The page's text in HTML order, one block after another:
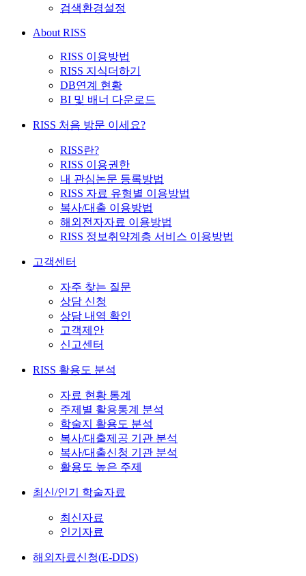
검색환경설정
About RISS
RISS 이용방법
RISS 지식더하기
DB연계 현황
BI 및 배너 다운로드
RISS 처음 방문 이세요?
RISS란?
RISS 이용권한
내 관심논문 등록방법
RISS 자료 유형별 이용방법
복사/대출 이용방법
해외전자자료 이용방법
RISS 정보취약계층 서비스 이용방법
고객센터
자주 찾는 질문
상담 신청
상담 내역 확인
고객제안
신고센터
RISS 활용도 분석
자료 현황 통계
주제별 활용통계 분석
학술지 활용도 분석
복사/대출제공 기관 분석
복사/대출신청 기관 분석
활용도 높은 주제
최신/인기 학술자료
최신자료
인기자료
해외자료신청(E-DDS)